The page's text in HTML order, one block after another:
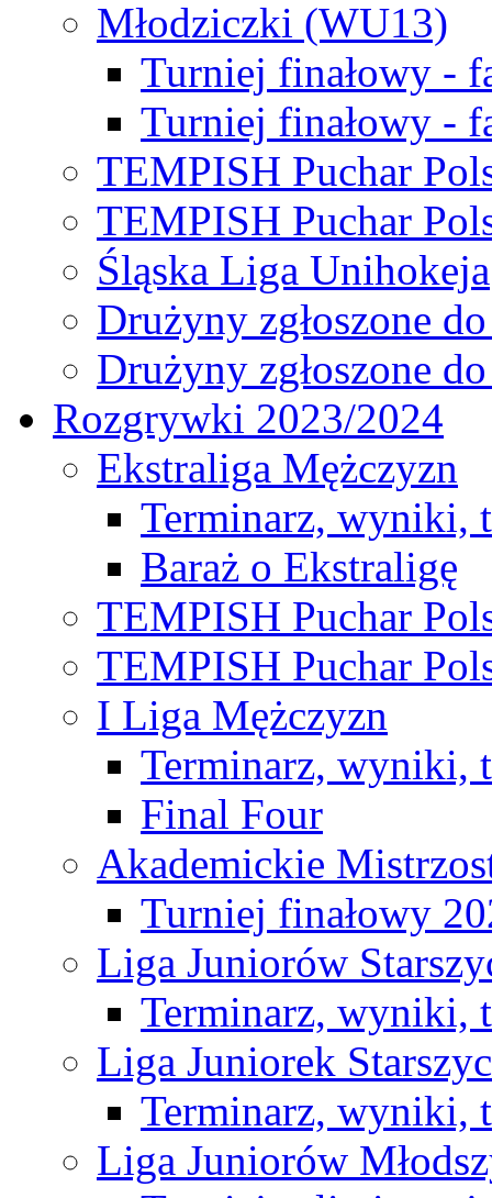
Młodziczki (WU13)
Turniej finałowy -
Turniej finałowy -
TEMPISH Puchar
TEMPISH Puchar
Śląska Liga Unihokeja
Drużyny zgłoszone
Drużyny zgłoszone
Rozgrywki 2023/2024
Ekstraliga Mężczyzn
Terminarz, wyniki,
Baraż o Ekstraligę
TEMPISH Puchar
TEMPISH Puchar
I Liga Mężczyzn
Terminarz, wyniki,
Final Four
Akademickie
Turniej finałowy
Liga Juniorów
Terminarz, wyniki,
Liga Juniorek
Terminarz, wyniki,
Liga Juniorów